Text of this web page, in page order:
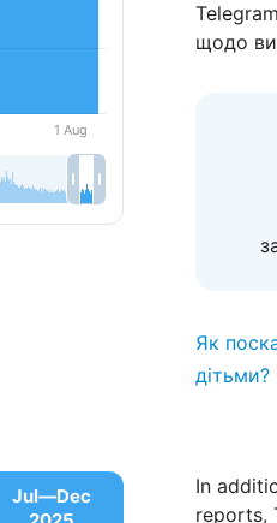
щодо
Як
дітьми?
Jul—Dec
In
reports,